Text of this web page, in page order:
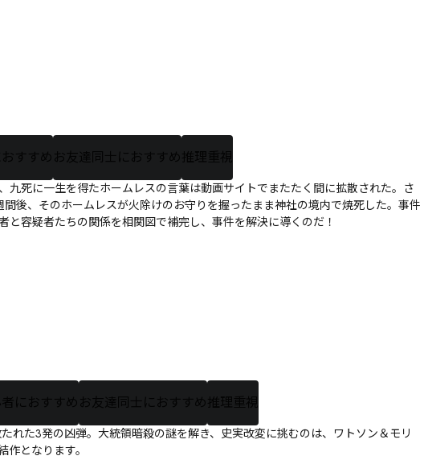
すすめお友達同士におすすめ推理重視
九死に一生を得たホームレスの言葉は動画サイトでまたたく間に拡散された。さ
後、そのホームレスが火除けのお守りを握ったまま神社の境内で焼死した。事件
容疑者たちの関係を相関図で補完し、事件を解決に導くのだ！
におすすめお友達同士におすすめ推理重視
れた3発の凶弾。大統領暗殺の謎を解き、史実改変に挑むのは、ワトソン＆モリ
となります。